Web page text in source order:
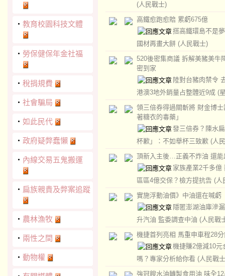
‧ 教育校園科技文體
‧ 勞保健保年金社福
‧ 稅捐規費
‧ 社會騙局
‧ 如此民代
‧ 政府疑弊蠢懶
‧ 內線交易五鬼搬運
‧ 扁族親貴及弊案追蹤
‧ 農林漁牧
‧ 兩性之間
‧ 動物權
(人民戰士)
高鐵愈跑愈賠 累虧675億
搭高鐵環島不是
國材再畫大餅 (人民戰士)
520後密集商議 拆解美豬美牛
密到家
陸對台豬肉禁令
港澳3地外銷量占整體近9成 (
領三倍券得過關斬將 財金博士
著糖衣的毒藥」
發三倍券？陳水
杯歉」：不如舉杯三致歉 (人
頂新入主後…正義不炸油 還能
家族產業2千多億
區區4億交保？檢方提抗告 (人
實施浮動油價》中油還在喊虧
隱匿澎湖油庫滲
升汽油 監委調查中油 (人民戰
機捷首列亮相 馬重申車程28
機捷賺2億減10元
嗎？專家分析給你看 (人民戰
強冠餿水油轉製食用油 味全